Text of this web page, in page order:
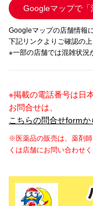
Googleマップで
Googleマップの店舗情報
下記リンクよりご確認の
※一部の店舗では混雑状況
※掲載の電話番号は日
お問合せは、
こちらの問合せformか
※医薬品の販売は、薬剤
くは店舗にお問い合わせく